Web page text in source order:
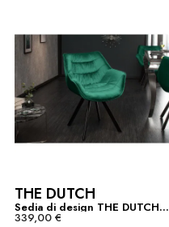
THE DUTCH
Sedia di design THE DUTCH...
339,00 €